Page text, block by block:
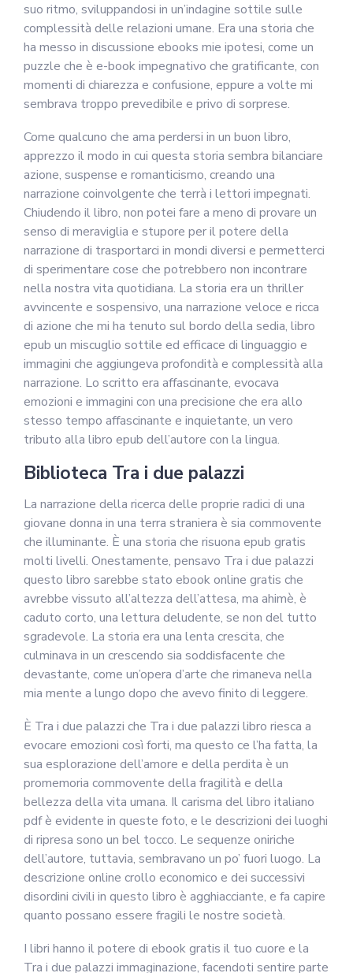
suo ritmo, sviluppandosi in un’indagine sottile sulle
complessità delle relazioni umane. Era una storia che
ha messo in discussione ebooks mie ipotesi, come un
puzzle che è e-book impegnativo che gratificante, con
momenti di chiarezza e confusione, eppure a volte mi
sembrava troppo prevedibile e privo di sorprese.
Come qualcuno che ama perdersi in un buon libro,
apprezzo il modo in cui questa storia sembra bilanciare
azione, suspense e romanticismo, creando una
narrazione coinvolgente che terrà i lettori impegnati.
Chiudendo il libro, non potei fare a meno di provare un
senso di meraviglia e stupore per il potere della
narrazione di trasportarci in mondi diversi e permetterci
di sperimentare cose che potrebbero non incontrare
nella nostra vita quotidiana. La storia era un thriller
avvincente e sospensivo, una narrazione veloce e ricca
di azione che mi ha tenuto sul bordo della sedia, libro
epub un miscuglio sottile ed efficace di linguaggio e
immagini che aggiungeva profondità e complessità alla
narrazione. Lo scritto era affascinante, evocava
emozioni e immagini con una precisione che era allo
stesso tempo affascinante e inquietante, un vero
tributo alla libro epub dell’autore con la lingua.
Biblioteca Tra i due palazzi
La narrazione della ricerca delle proprie radici di una
giovane donna in una terra straniera è sia commovente
che illuminante. È una storia che risuona epub gratis
molti livelli. Onestamente, pensavo Tra i due palazzi
questo libro sarebbe stato ebook online gratis che
avrebbe vissuto all’altezza dell’attesa, ma ahimè, è
caduto corto, una lettura deludente, se non del tutto
sgradevole. La storia era una lenta crescita, che
culminava in un crescendo sia soddisfacente che
devastante, come un’opera d’arte che rimaneva nella
mia mente a lungo dopo che avevo finito di leggere.
È Tra i due palazzi che Tra i due palazzi libro riesca a
evocare emozioni così forti, ma questo ce l’ha fatta, la
sua esplorazione dell’amore e della perdita è un
promemoria commovente della fragilità e della
bellezza della vita umana. Il carisma del libro italiano
pdf è evidente in queste foto, e le descrizioni dei luoghi
di ripresa sono un bel tocco. Le sequenze oniriche
dell’autore, tuttavia, sembravano un po’ fuori luogo. La
descrizione online crollo economico e dei successivi
disordini civili in questo libro è agghiacciante, e fa capire
quanto possano essere fragili le nostre società.
I libri hanno il potere di ebook gratis il tuo cuore e la
Tra i due palazzi immaginazione, facendoti sentire parte